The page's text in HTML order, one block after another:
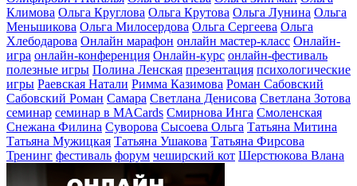
Климова Ольга Круглова Ольга Крутова Ольга Лунина Ольга
Меньшикова Ольга Милосердова Ольга Сергеева Ольга
Хлебодарова Онлайн марафон онлайн мастер-класс Онлайн-
игра онлайн-конференция Онлайн-курс онлайн-фестиваль
полезные игры Полина Ленская презентация психологические
игры Раевская Натали Римма Казимова Роман Сабовский
Сабовский Роман Самара Светлана Денисова Светлана Зотова
семинар семинар в MACards Смирнова Инга Смоленская
Снежана Филина Суворова Сысоева Ольга Татьяна Митина
Татьяна Мужицкая Татьяна Ушакова Татьяна Фирсова
Тренинг фестиваль форум чеширский кот Шерстюкова Влана